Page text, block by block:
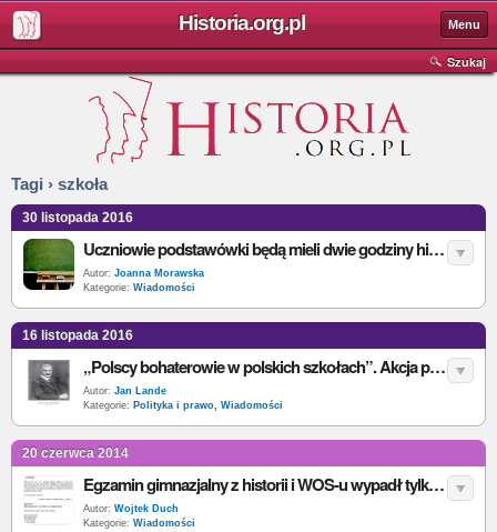
Historia.org.pl Menu
Szukaj
Tagi › szkoła
30 listopada 2016
Uczniowie podstawówki będą mieli dwie godziny historii tygodniowo?
Autor: Joanna Morawska
Kategorie: Wiadomości
16 listopada 2016
„Polscy bohaterowie w polskich szkołach”. Akcja patriotyczna IPN
Autor: Jan Lande
Kategorie: Polityka i prawo, Wiadomości
20 czerwca 2014
Egzamin gimnazjalny z historii i WOS-u wypadł tylko trochę lepiej niż przed rokiem
Autor: Wojtek Duch
Kategorie: Wiadomości